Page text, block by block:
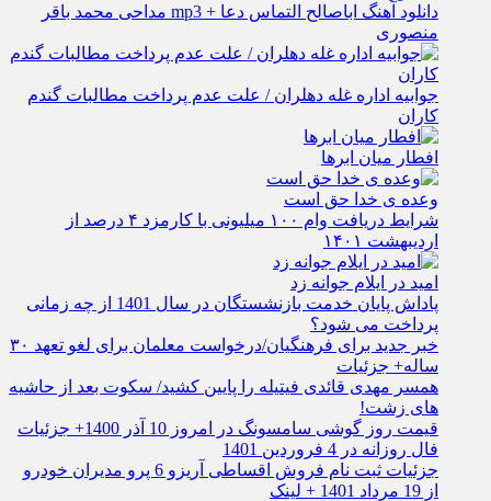
دانلود آهنگ اباصالح التماس دعا + mp3 مداحی محمد باقر
منصوری
جوابیه اداره غله دهلران / علت عدم پرداخت مطالبات گندم
کاران
افطار میان ابرها
وعده ی خدا حق است
شرایط دریافت وام ۱۰۰ میلیونی با کارمزد ۴ درصد از
اردیبهشت ۱۴۰۱
امید در ایلام جوانه زد
پاداش پایان خدمت بازنشستگان در سال 1401 از چه زمانی
پرداخت می شود؟
خبر جدید برای فرهنگیان/درخواست معلمان برای لغو تعهد ۳۰
ساله+ جزئیات
همسر مهدی قائدی فیتیله را پایین کشید/ سکوت بعد از حاشیه
های زشت!
قیمت روز گوشی سامسونگ در امروز 10 آذر 1400+ جزئیات
فال روزانه در 4 فروردین 1401
جزئیات ثبت نام فروش اقساطی آریزو 6 پرو مدیران خودرو
از 19 مرداد 1401 + لینک